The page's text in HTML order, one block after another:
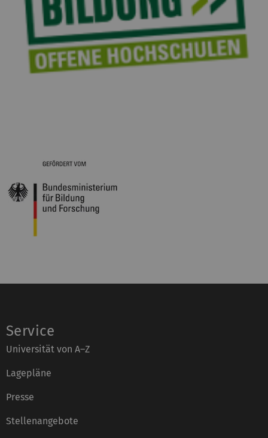
Service
Universität von A–Z
Lagepläne
Presse
Stellenangebote